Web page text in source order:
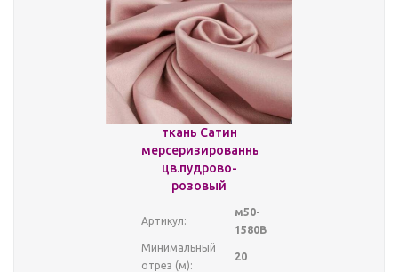
ткань Сатин
мерсеризированный
цв.пудрово-
розовый
Артикул:
м50-
1580В
Минимальный
отрез (м):
20